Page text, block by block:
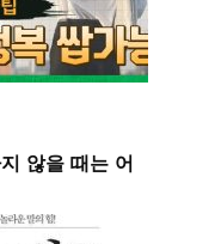
않을 때는 어